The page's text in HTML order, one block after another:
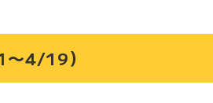
1/19）
璧な統合
4/19）